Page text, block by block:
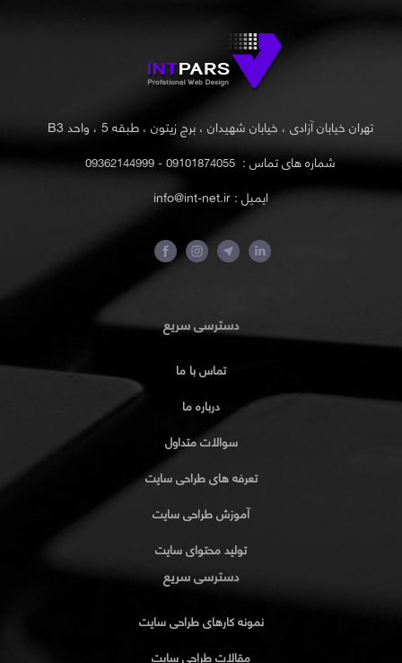
تهران خیابان آزادی ، خیابان شهیدان ، برج زیتون ، طبقه 5 ، واحد B3
شماره های تماس :
ایمیل : info@int-net.ir
دسترسی سریع
تماس با ما
درباره ما
سوالات متداول
تعرفه های طراحی سایت
آموزش طراحی سایت
تولید محتوای سایت
دسترسی سریع
نمونه کارهای طراحی سایت
مقالات طراحی سایت